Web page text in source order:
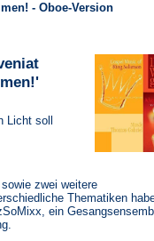
- Oboe-Version
Licht soll
zwei weitere
Thematiken
ein